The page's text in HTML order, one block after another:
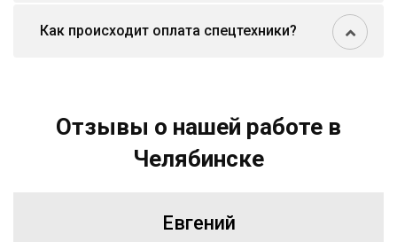
Как происходит оплата спецтехники?
Отзывы о нашей работе в
Челябинске
Евгений